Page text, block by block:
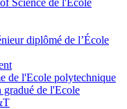
Science de l'Ecole
diplômé de l’École
de l'Ecole polytechnique
de l'Ecole